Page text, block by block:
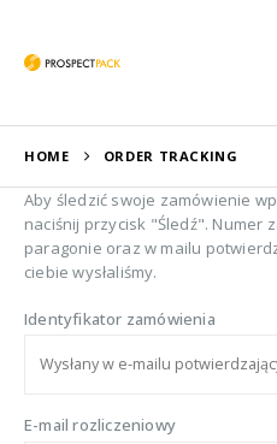
HOME ORDER TRACKING
Aby śledzić swoje zamówienie
naciśnij przycisk "Śledź". Numer
paragonie oraz w mailu
ciebie wysłaliśmy.
Identyfikator zamówienia
E-mail rozliczeniowy